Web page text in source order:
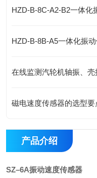
HZD-B-8C-A2-B2一体化
磁电速度传感器的选型
产品介绍
SZ–6A振动速度传感器